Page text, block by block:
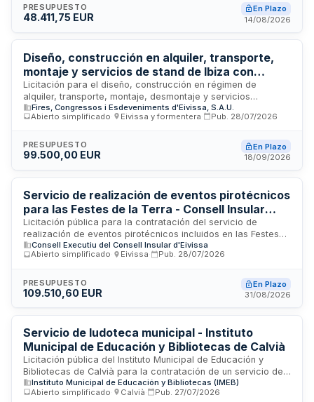
en restauración de bienes culturales para ejecutar
intervenciones técnicas sobre las obras objeto del contrato.
principalmente en taller del contratista, con posterior
reinstalación de las piezas en sus emplazamientos originales
mediante sistemas reversibles y seguros.
PRESUPUESTO
48.411,75 EUR
En Plazo
14/08/2026
Diseño, construcción en alquiler, transporte,
montaje y servicios de stand de Ibiza con
decoración LGTB+ para FITUR 2027
Licitación para el diseño, construcción en régimen de
alquiler, transporte, montaje, desmontaje y servicios
complementarios del stand de la isla de Ibiza, incluyendo la
decoración específica de un espacio dedicado a la
Internacional de Turismo FITUR 2027. El contrato lo licita la
Vicepresidencia del Consejo de Administración de Fires,
de la promoción turística de las Islas Baleares. El importe
total es de noventa y nueve mil quinientos euros.
Fires, Congressos i Esdeveniments d'Eivissa, S.A.U.
Abierto simplificado
Eivissa y formentera Pub. 28/07/2026
PRESUPUESTO
99.500,00 EUR
En Plazo
18/09/2026
Servicio de realización de eventos pirotécnicos
para las Festes de la Terra - Consell Insular
d'Eivissa
Licitación pública para la contratación del servicio de
realización de eventos pirotécnicos incluidos en las Festes
de la Terra, declaradas bienes de interés cultural inmaterial
de las Islas Baleares. El Consell Insular d'Eivissa, como
especializada en pirotecnia para ejecutar la salva de truenos
y el espectáculo pirotécnico conforme a la normativa vigente
Consell Executiu del Consell Insular d'Eivissa
Abierto simplificado
Eivissa Pub. 28/07/2026
PRESUPUESTO
109.510,60 EUR
En Plazo
31/08/2026
Servicio de ludoteca municipal - Instituto
Municipal de Educación y Bibliotecas de Calvià
Licitación pública del Instituto Municipal de Educación y
Bibliotecas de Calvià para la contratación de un servicio de
ludoteca. Se trata de un espacio recreativo y educativo
destinado al entretenimiento, juego y aprendizaje infantil, que
Instituto Municipal de Educación y Bibliotecas (IMEB)
Abierto simplificado
Calvià Pub. 27/07/2026